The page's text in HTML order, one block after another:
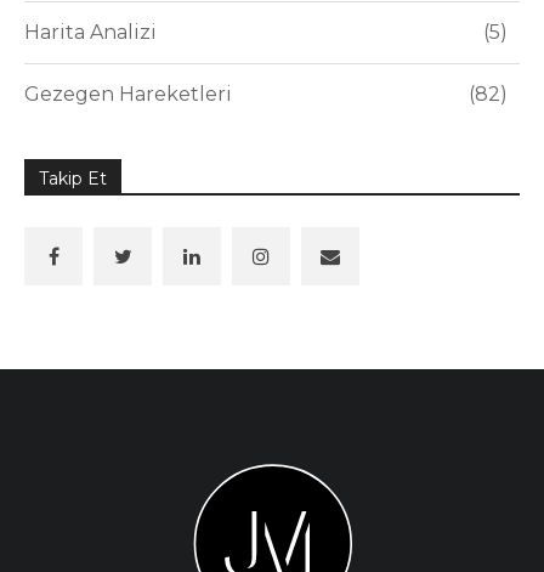
Harita Analizi 5
Gezegen Hareketleri 82
Takip Et